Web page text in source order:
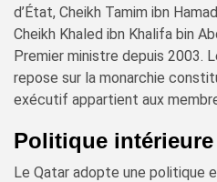
d’État, Cheikh Tamim ibn
Cheikh Khaled ibn Khalifa bin
Premier ministre depuis 2003.
repose sur la monarchie
exécutif appartient aux
Politique intérieure
Le Qatar adopte une politique